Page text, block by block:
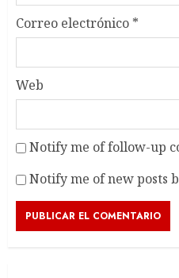
Correo electrónico *
Web
Notify me of follow-up
Notify me of new posts